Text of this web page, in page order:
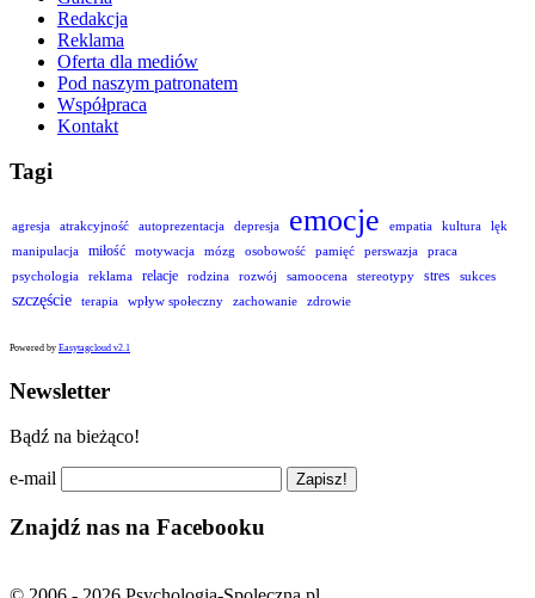
Redakcja
Reklama
Oferta dla mediów
Pod naszym patronatem
Współpraca
Kontakt
Tagi
agresja atrakcyjność autoprezentacja depresja emocje empatia kultura
lęk
manipulacja
miłość motywacja mózg osobowość pamięć perswazja
praca
psychologia
reklama relacje rodzina rozwój samoocena stereotypy stres sukces
szczęście terapia wpływ społeczny zachowanie zdrowie
Powered by Easytagcloud v2.1
Newsletter
Bądź na bieżąco!
e-mail
Znajdź nas na Facebooku